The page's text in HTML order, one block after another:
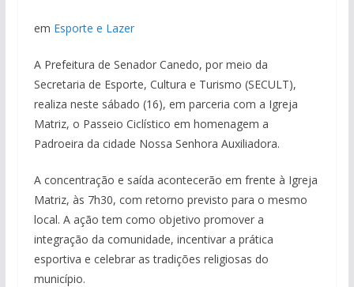
em Esporte e Lazer
A Prefeitura de Senador Canedo, por meio da
Secretaria de Esporte, Cultura e Turismo (SECULT),
realiza neste sábado (16), em parceria com a Igreja
Matriz, o Passeio Ciclístico em homenagem a
Padroeira da cidade Nossa Senhora Auxiliadora.
A concentração e saída acontecerão em frente à Igreja
Matriz, às 7h30, com retorno previsto para o mesmo
local. A ação tem como objetivo promover a
integração da comunidade, incentivar a prática
esportiva e celebrar as tradições religiosas do
município.